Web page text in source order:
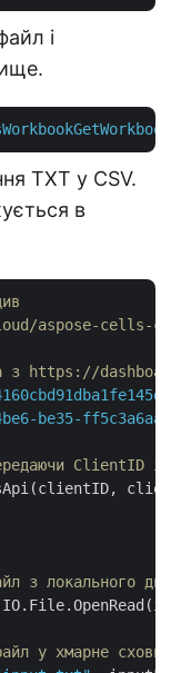
і
TXT у CSV.
в
aspose-cells-
з https://
be35-
ClientID
з локального
у хмарне